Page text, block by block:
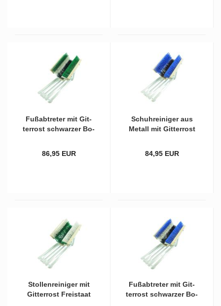
Fuß­ab­tre­ter mit Git­
ter­rost schwar­zer Bo­
ten­bürs­ten
86,95 EUR
Schuh­rei­ni­ger aus
Me­tall mit Git­ter­rost
en Sei­ten­bürs­ten
84,95 EUR
Stol­len­rei­ni­ger mit
Git­ter­rost Frei­staat
Fuß­ab­tre­ter mit Git­
ter­rost schwar­zer Bo­